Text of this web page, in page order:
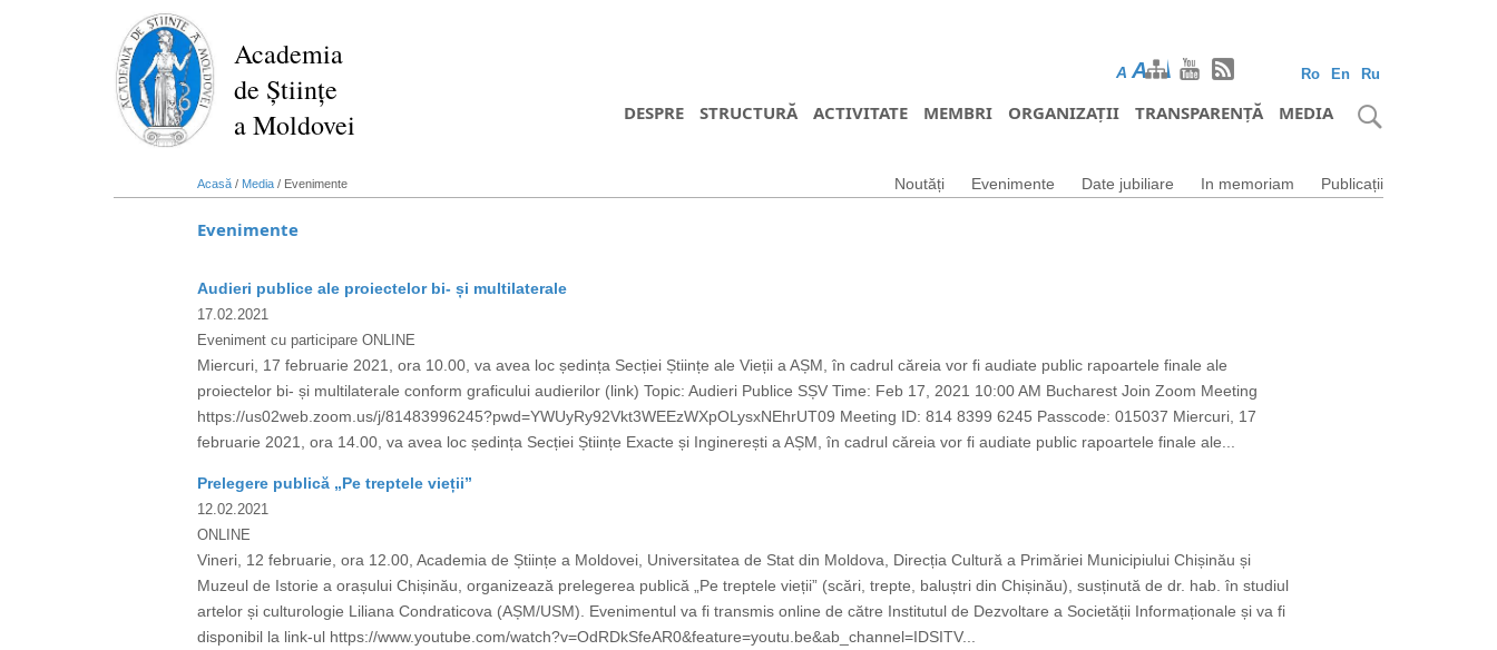
Academia
de Științe
a Moldovei
Ro En Ru
A AA
DESPRE STRUCTURĂ ACTIVITATE MEMBRI ORGANIZAȚII TRANSPARENȚĂ MEDIA
Acasă / Media / Evenimente Noutăți Evenimente Date jubiliare In memoriam Publicații
Evenimente
Audieri publice ale proiectelor bi- și multilaterale
17.02.2021
Eveniment cu participare ONLINE
Miercuri, 17 februarie 2021, ora 10.00, va avea loc ședința Secției Științe ale Vieții a AȘM, în cadrul căreia vor fi audiate public rapoartele finale ale
proiectelor bi- și multilaterale conform graficului audierilor (link) Topic: Audieri Publice SȘV Time: Feb 17, 2021 10:00 AM Bucharest Join Zoom Meeting
https://us02web.zoom.us/j/81483996245?pwd=YWUyRy92Vkt3WEEzWXpOLysxNEhrUT09 Meeting ID: 814 8399 6245 Passcode: 015037 Miercuri, 17
februarie 2021, ora 14.00, va avea loc ședința Secției Științe Exacte și Inginerești a AȘM, în cadrul căreia vor fi audiate public rapoartele finale ale...
Prelegere publică „Pe treptele vieții”
12.02.2021
ONLINE
Vineri, 12 februarie, ora 12.00, Academia de Științe a Moldovei, Universitatea de Stat din Moldova, Direcția Cultură a Primăriei Municipiului Chișinău și
Muzeul de Istorie a orașului Chișinău, organizează prelegerea publică „Pe treptele vieții” (scări, trepte, baluștri din Chișinău), susținută de dr. hab. în studiul
artelor și culturologie Liliana Condraticova (AȘM/USM). Evenimentul va fi transmis online de către Institutul de Dezvoltare a Societății Informaționale și va fi
disponibil la link-ul https://www.youtube.com/watch?v=OdRDkSfeAR0&feature=youtu.be&ab_channel=IDSITV...